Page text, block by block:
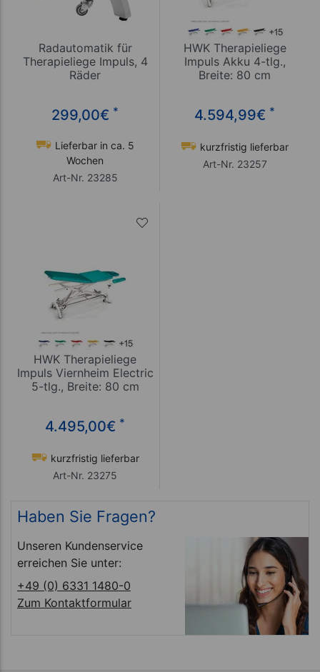
Radautomatik für
Therapieliege Impuls, 4
Räder
299,00€ *
Lieferbar in ca. 5
Wochen
Art-Nr. 23285
HWK Therapieliege
Impuls Akku 4-tlg.,
Breite: 80 cm
4.594,99€ *
kurzfristig lieferbar
Art-Nr. 23257
HWK Therapieliege
Impuls Viernheim Electric
5-tlg., Breite: 80 cm
4.495,00€ *
kurzfristig lieferbar
Art-Nr. 23275
Haben Sie Fragen?
Unseren Kundenservice
erreichen Sie unter:
+49 (0) 6331 1480-0
Zum Kontaktformular